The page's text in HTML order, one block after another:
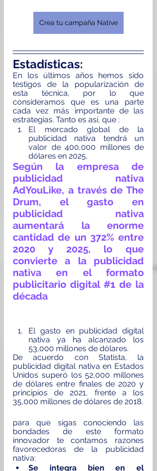
Crea tu campaña Native
Estadísticas:
En los últimos años hemos sido
testigos de la popularización de
esta técnica, por lo que
consideramos que es una parte
cada vez más importante de las
estrategias. Tanto es así, que :
El mercado global de la
publicidad nativa tendrá un
valor de 400,000 millones de
dólares en 2025.
Según la empresa de
publicidad nativa
AdYouLike, a través de The
Drum, el gasto en
publicidad nativa
aumentará la enorme
cantidad de un 372% entre
2020 y 2025, lo que
convierte a la publicidad
nativa en el formato
publicitario digital #1 de la
década
El gasto en publicidad digital
nativa ya ha alcanzado los
53,000 millones de dólares.
De acuerdo con Statista, la
publicidad digital nativa en Estados
Unidos superó los 52,000 millones
de dólares entre finales de 2020 y
principios de 2021, frente a los
35,000 millones de dólares de 2018.
para que sigas conociendo las
bondades de este formato
innovador te contamos razones
favorecedoras de la publicidad
nativa:
Se integra bien en el